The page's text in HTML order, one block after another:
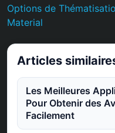
Options de
Material
Articles
Les Meilleures
Pour Obtenir des
Facilement